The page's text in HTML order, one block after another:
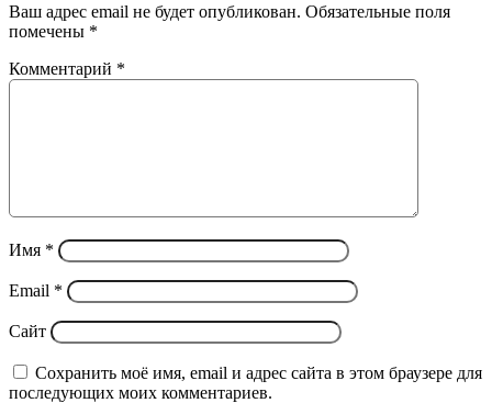
Ваш адрес email не будет опубликован. Обязательные поля
помечены *
Комментарий *
Имя *
Email *
Сайт
Сохранить моё имя, email и адрес сайта в этом браузере для
последующих моих комментариев.